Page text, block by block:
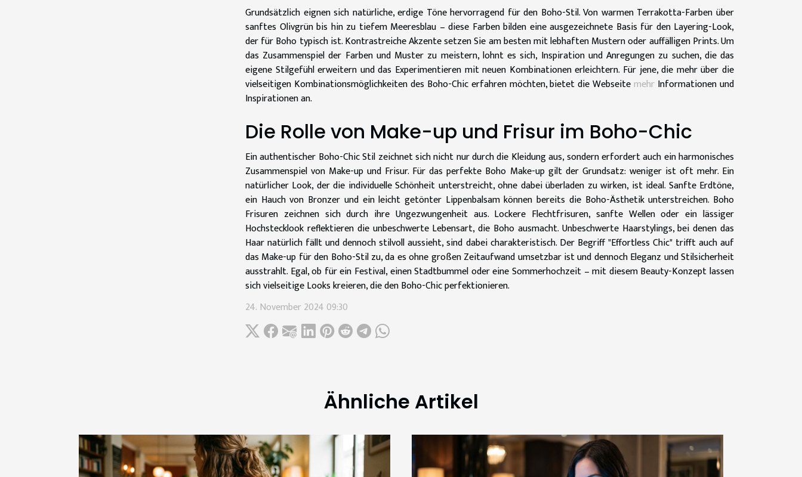
Grundsätzlich eignen sich natürliche, erdige Töne hervorragend für den Boho-Stil. Von warmen Terrakotta-Farben über
sanftes Olivgrün bis hin zu tiefem Meeresblau – diese Farben bilden eine ausgezeichnete Basis für den Layering-Look,
der für Boho typisch ist. Kontrastreiche Akzente setzen Sie am besten mit lebhaften Mustern oder auffälligen Prints. Um
das Zusammenspiel der Farben und Muster zu meistern, lohnt es sich, Inspiration und Anregungen zu suchen, die das
eigene Stilgefühl erweitern und das Experimentieren mit neuen Kombinationen erleichtern. Für jene, die mehr über die
vielseitigen Kombinationsmöglichkeiten des Boho-Chic erfahren möchten, bietet die Webseite mehr Informationen und
Inspirationen an.
Die Rolle von Make-up und Frisur im Boho-Chic
Ein authentischer Boho-Chic Stil zeichnet sich nicht nur durch die Kleidung aus, sondern erfordert auch ein harmonisches
Zusammenspiel von Make-up und Frisur. Für das perfekte Boho Make-up gilt der Grundsatz: weniger ist oft mehr. Ein
natürlicher Look, der die individuelle Schönheit unterstreicht, ohne dabei überladen zu wirken, ist ideal. Sanfte Erdtöne,
ein Hauch von Bronzer und ein leicht getönter Lippenbalsam können bereits die Boho-Ästhetik unterstreichen. Boho
Frisuren zeichnen sich durch ihre Ungezwungenheit aus. Lockere Flechtfrisuren, sanfte Wellen oder ein lässiger
Hochstecklook reflektieren die unbeschwerte Lebensart, die Boho ausmacht. Unbeschwerte Haarstylings, bei denen das
Haar natürlich fällt und dennoch stilvoll aussieht, sind dabei charakteristisch. Der Begriff "Effortless Chic" trifft auch auf
das Make-up für den Boho-Stil zu, da es ohne großen Zeitaufwand umsetzbar ist und dennoch Eleganz und Stilsicherheit
ausstrahlt. Egal, ob für ein Festival, einen Stadtbummel oder eine Sommerhochzeit – mit diesem Beauty-Konzept lassen
sich vielseitige Looks kreieren, die den Boho-Chic perfektionieren.
24. November 2024 09:30
Ähnliche Artikel